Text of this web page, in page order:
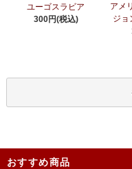
ユーゴスラビア
300円(税込)
アメ
ジョ
おすすめ商品